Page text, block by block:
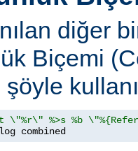
diğer
Biçemi
\"%r\" %>s %b
combined